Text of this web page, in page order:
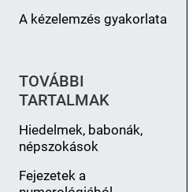
A kézelemzés gyakorlata
TOVÁBBI
TARTALMAK
Hiedelmek, babonák,
népszokások
Fejezetek a